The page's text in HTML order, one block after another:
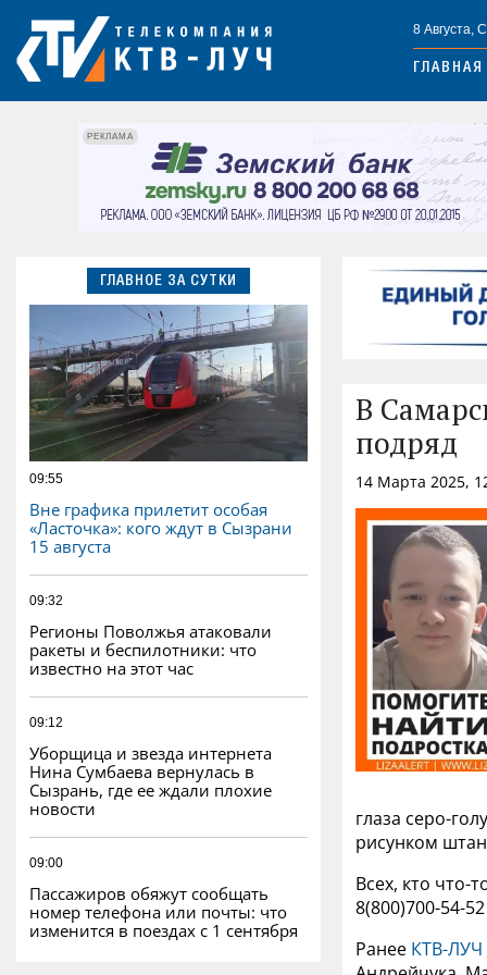
8 Августа,
ГЛАВНАЯ
РЕКЛАМА
ГЛАВНОЕ ЗА СУТКИ
09:55
Вне графика прилетит особая
«Ласточка»: кого ждут в Сызрани
15 августа
09:32
Регионы Поволжья атаковали
ракеты и беспилотники: что
известно на этот час
09:12
Уборщица и звезда интернета
Нина Сумбаева вернулась в
Сызрань, где ее ждали плохие
новости
09:00
Пассажиров обяжут сообщать
номер телефона или почты: что
изменится в поездах с 1 сентября
В
подряд
14 Марта 2025,
глаза серо-
рисунком
Всех, кто что-
8(800)700-54-
Ранее КТВ-ЛУЧ